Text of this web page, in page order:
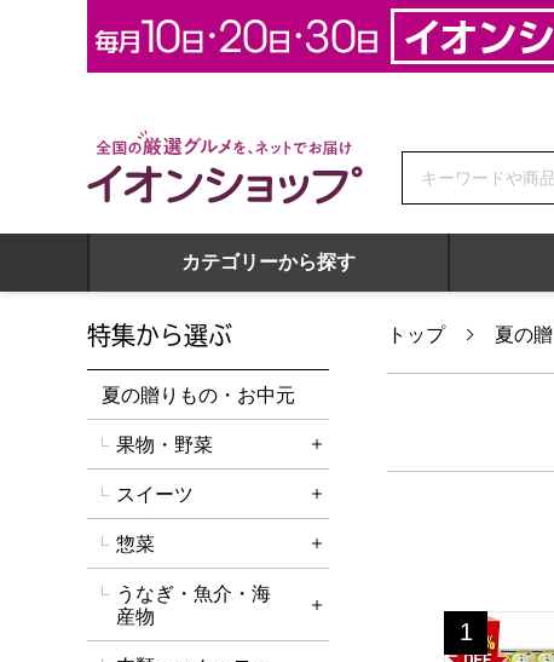
全国の厳選グルメを、ネットでお届け イオンショップ
カテゴリーから探す
トップ 夏の
源楽製菓
1
位
特集から選ぶ
夏の贈りもの・お中元
果物・野菜
詳細を開く
スイーツ
詳細を開く
惣菜
詳細を開く
うなぎ・魚介・海
産物
詳細を開く